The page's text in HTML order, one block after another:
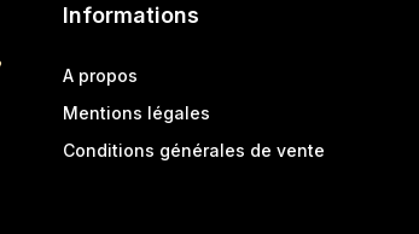
Informations
A propos
Mentions légales
Conditions générales de vente